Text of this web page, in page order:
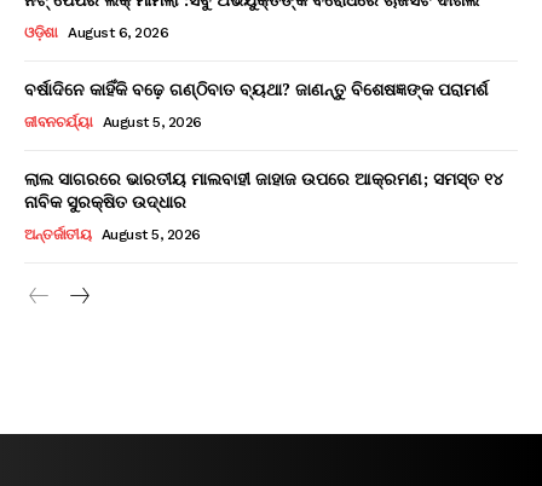
ଓଡ଼ିଶା August 6, 2026
ବର୍ଷାଦିନେ କାହିଁକି ବଢ଼େ ଗଣ୍ଠିବାତ ବ୍ୟଥା? ଜାଣନ୍ତୁ ବିଶେଷଜ୍ଞଙ୍କ ପରାମର୍ଶ
ଜୀବନଚର୍ଯ୍ୟା August 5, 2026
ଲାଲ ସାଗରରେ ଭାରତୀୟ ମାଲବାହୀ ଜାହାଜ ଉପରେ ଆକ୍ରମଣ; ସମସ୍ତ ୧୪
ନାବିକ ସୁରକ୍ଷିତ ଉଦ୍ଧାର
ଅନ୍ତର୍ଜାତୀୟ August 5, 2026